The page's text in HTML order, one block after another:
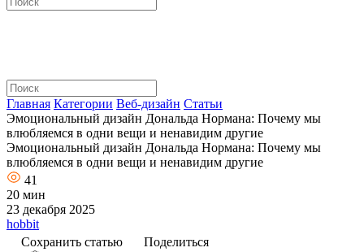
Главная Категории Веб-дизайн Статьи
Эмоциональный дизайн Дональда Нормана: Почему мы
влюбляемся в одни вещи и ненавидим другие
Эмоциональный дизайн Дональда Нормана: Почему мы
влюбляемся в одни вещи и ненавидим другие
41
20 мин
23 декабря 2025
hobbit
Сохранить статью
Поделиться